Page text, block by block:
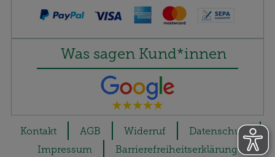
Was sagen Kund*innen
Kontakt AGB Widerruf
Datenschutz
Impressum
Barrierefreiheitserklärung